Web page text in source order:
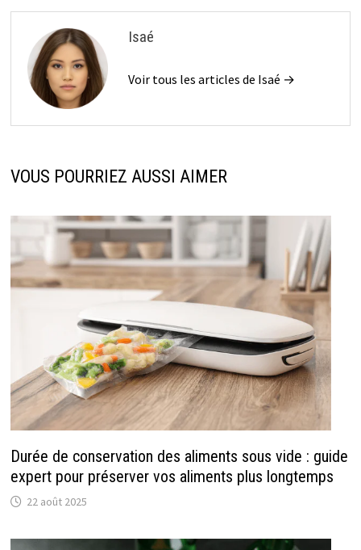
Isaé
Voir tous les articles de Isaé →
VOUS POURRIEZ AUSSI AIMER
Durée de conservation des aliments sous vide : guide
expert pour préserver vos aliments plus longtemps
22 août 2025